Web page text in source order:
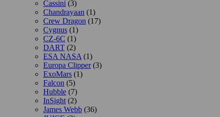
Cassini (3)
Chandrayaan (1)
Crew Dragon (17)
Cygnus (1)
CZ-6C (1)
DART (2)
ESA NASA (1)
Europa Clipper(3)
ExoMars (1)
Falcon (5)
Hubble (7)
InSight (2)
James Webb (36)